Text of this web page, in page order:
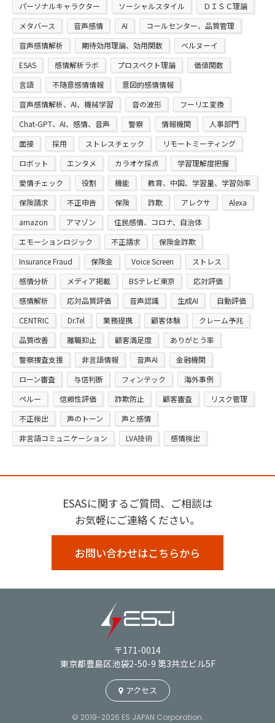
パーソナルキャラクター
ソーシャルスタイル
ＤＩＳＣ理論
メタバース
音声感情 AI
コールセンター、品質管理
音声感情解析
期待効用理論、効用関数
ベルヌーイ
ESAS
感情解析ラボ プロスペクト理論
価値関数
言語
不随意感情情報
意図的感情情報
音声感情解析、AI、機械学習
音の波形
フーリエ変換
Chat-GPT、AI、感情、音声
警察 情報機関
人事部門
面接
採用 ストレスチェック
リモートミーティング
ロボット
エンタメ カラオケ採点
学習理解度把握
愛情チェック
役割 機能
教育、中国、学習量、学習効率
保険請求
不正申告 保険 詐欺 アレクサ
Alexa
amazon
アマゾン
住民感情、コロナ、自治体
エモーションロジック
不正請求
保険金詐欺
Insurance Fraud
保険金 Voice Screen
ストレス
感情分析
メディア掲載 BSテレビ東京
応対評価
感情解析
応対品質評価 音声認識 生成AI
自動評価
CENTRIC
Dr.Tel 業務提携 顧客体験
クレーム予兆
品質改善
離職抑止 顧客満足度
ありがとう率
警察捜査支援
非言語情報 音声AI
金融機関
ローン審査
与信判断 フィンテック
海外事例
ペルー
信頼性評価 詐欺防止 顧客審査
リスク管理
不正検出
声のトーン
声と感情
非言語コミュニケーション
LVA技術 感情検出
ESASに関するご質問、ご相談は
お気軽にご連絡ください。
お問い合わせはこちらから
〒171-0014
東京都豊島区池袋2-50-9 第3共立ビル5F
アクセス
© 2019-2026 ES JAPAN Corporation.